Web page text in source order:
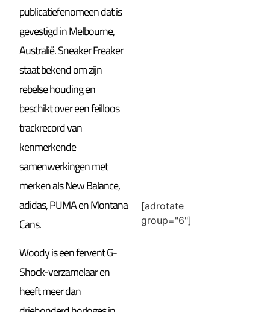
publicatiefenomeen dat is
gevestigd in Melbourne,
Australië. Sneaker Freaker
staat bekend om zijn
rebelse houding en
beschikt over een feilloos
trackrecord van
kenmerkende
samenwerkingen met
merken als New Balance,
adidas, PUMA en Montana
Cans.
Woody is een fervent G-
Shock-verzamelaar en
heeft meer dan
[adrotate
group="6"]